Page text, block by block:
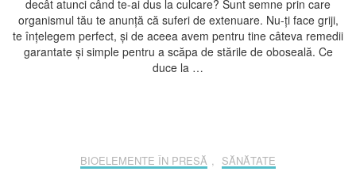
pentru
a
scăpa
de
decât atunci când te-ai dus la culcare? Sunt semne prin care
organismul tău te anunță că suferi de extenuare. Nu-ți face griji,
te înțelegem perfect, și de aceea avem pentru tine câteva remedii
garantate și simple pentru a scăpa de stările de oboseală. Ce
duce la …
BIOELEMENTE ÎN PRESĂ , SĂNĂTATE